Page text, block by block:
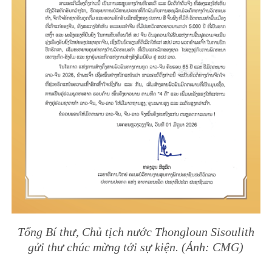
Tổng Bí thư, Chủ tịch nước Thongloun Sisoulith
gửi thư chúc mừng tới sự kiện. (Ảnh: CMG)